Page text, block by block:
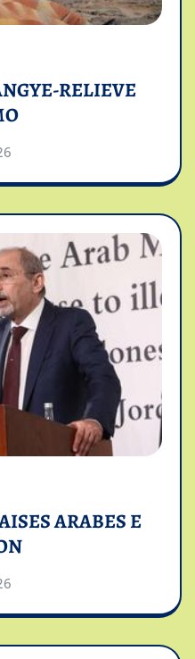
RELIEVE
ARABES E